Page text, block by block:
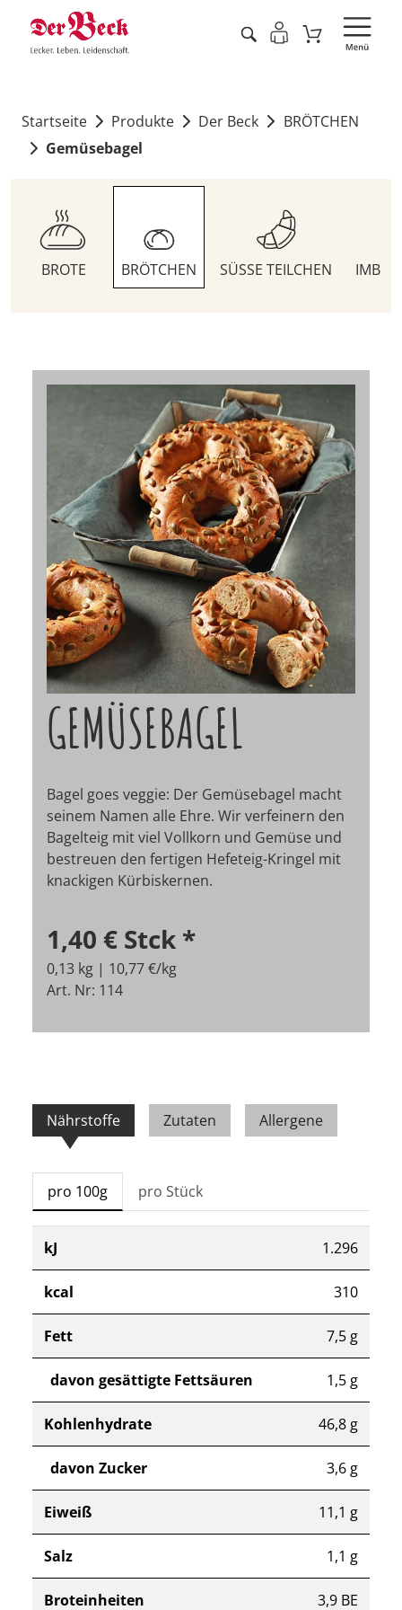
Startseite Produkte Der Beck
BRÖTCHEN
Gemüsebagel
BROTE BRÖTCHEN SÜSSE TEILCHEN
GEMÜSEBAGEL
Bagel goes veggie: Der Gemüsebagel macht
seinem Namen alle Ehre. Wir verfeinern den
Bagelteig mit viel Vollkorn und Gemüse und
bestreuen den fertigen Hefeteig-Kringel mit
knackigen Kürbiskernen.
1,40 € Stck *
0,13 kg | 10,77 €/kg
Art. Nr: 114
Nährstoffe Zutaten Allergene
pro 100g pro Stück
kJ 1.296
kcal 310
Fett 7,5 g
davon gesättigte Fettsäuren 1,5 g
Kohlenhydrate 46,8 g
davon Zucker 3,6 g
Eiweiß 11,1 g
Salz 1,1 g
Broteinheiten 3,9 BE